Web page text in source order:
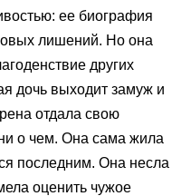
ее биография
лишений. Но она
других
дочь выходит замуж и
отдала свою
о чем. Она сама жила
последним. Она несла
оценить чужое